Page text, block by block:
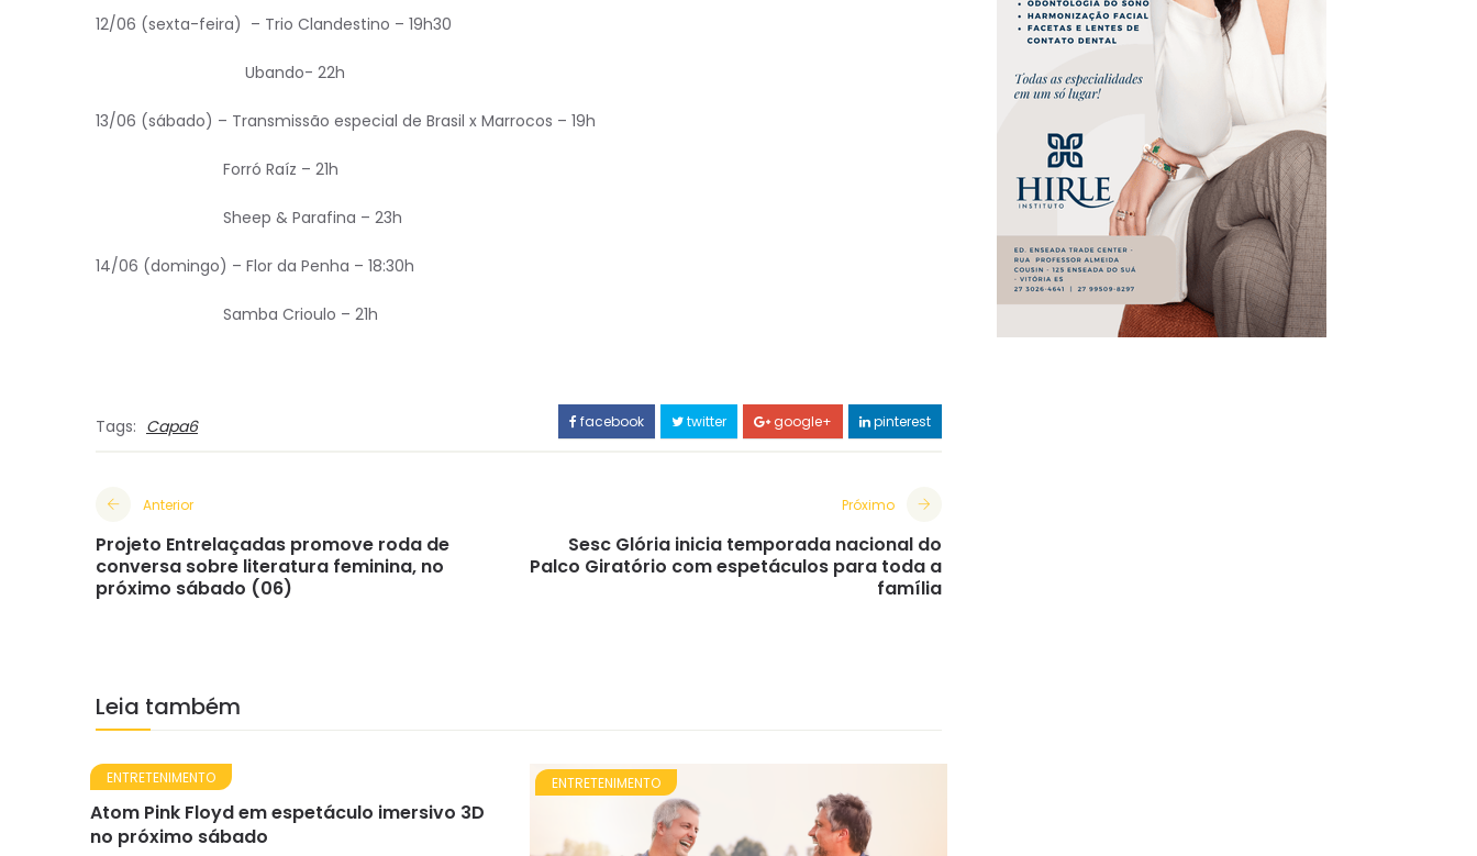
12/06 (sexta-feira) – Trio Clandestino – 19h30
Ubando- 22h
13/06 (sábado) – Transmissão especial de Brasil x Marrocos – 19h
Forró Raíz – 21h
Sheep & Parafina – 23h
14/06 (domingo) – Flor da Penha – 18:30h
Samba Crioulo – 21h
Tags: Capa6 facebook twitter google+ pinterest
Anterior
Projeto Entrelaçadas promove roda de
conversa sobre literatura feminina, no
próximo sábado (06)
Próximo
Sesc Glória inicia temporada nacional do
Palco Giratório com espetáculos para toda a
família
Leia também
ENTRETENIMENTO
Atom Pink Floyd em espetáculo imersivo 3D
no próximo sábado
ENTRETENIMENTO